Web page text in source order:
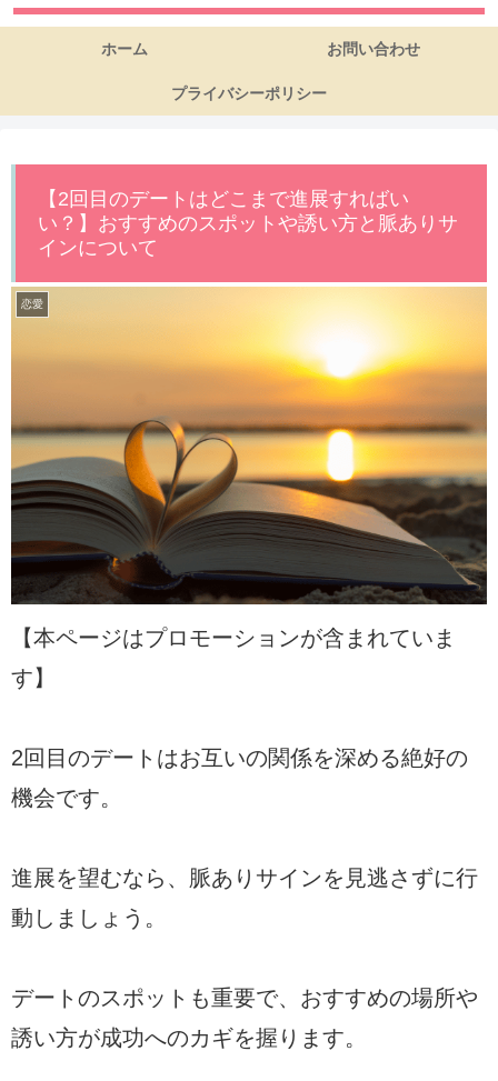
ホーム お問い合わせ
プライバシーポリシー
【2回目のデートはどこまで進展すればい
い？】おすすめのスポットや誘い方と脈ありサ
インについて
恋愛
【本ページはプロモーションが含まれていま
す】
2回目のデートはお互いの関係を深める絶好の
機会です。
進展を望むなら、脈ありサインを見逃さずに行
動しましょう。
デートのスポットも重要で、おすすめの場所や
誘い方が成功へのカギを握ります。